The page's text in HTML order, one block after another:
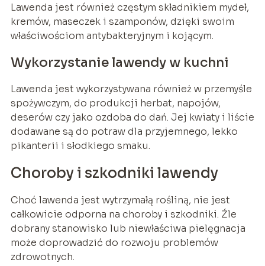
Lawenda jest również częstym składnikiem mydeł,
kremów, maseczek i szamponów, dzięki swoim
właściwościom antybakteryjnym i kojącym.
Wykorzystanie lawendy w kuchni
Lawenda jest wykorzystywana również w przemyśle
spożywczym, do produkcji herbat, napojów,
deserów czy jako ozdoba do dań. Jej kwiaty i liście
dodawane są do potraw dla przyjemnego, lekko
pikanterii i słodkiego smaku.
Choroby i szkodniki lawendy
Choć lawenda jest wytrzymałą rośliną, nie jest
całkowicie odporna na choroby i szkodniki. Źle
dobrany stanowisko lub niewłaściwa pielęgnacja
może doprowadzić do rozwoju problemów
zdrowotnych.